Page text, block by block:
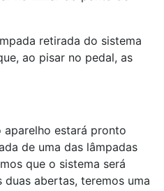
retirada do sistema
ao pisar no pedal, as
estará pronto
de uma das lâmpadas
que o sistema será
abertas, teremos uma